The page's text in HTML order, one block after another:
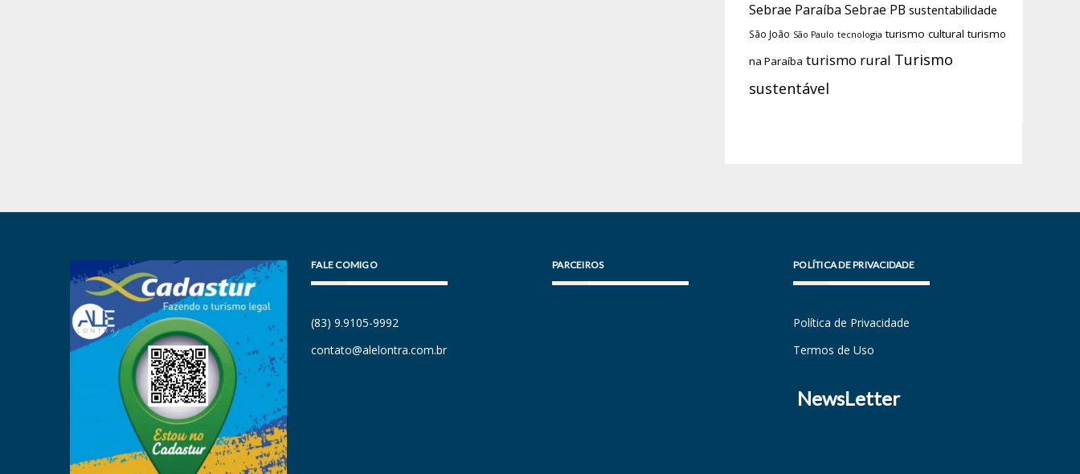
Sebrae Paraíba Sebrae PB sustentabilidade
São João São Paulo tecnologia turismo cultural turismo
na Paraíba turismo rural Turismo
sustentável
FALE COMIGO
(83) 9.9105-9992
contato@alelontra.com.br
PARCEIROS POLÍTICA DE PRIVACIDADE
Política de Privacidade
Termos de Uso
NewsLetter